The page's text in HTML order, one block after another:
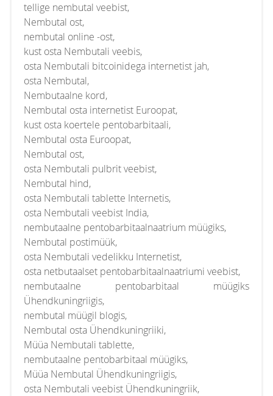
tellige nembutal veebist,
Nembutal ost,
nembutal online -ost,
kust osta Nembutali veebis,
osta Nembutali bitcoinidega internetist jah,
osta Nembutal,
Nembutaalne kord,
Nembutal osta internetist Euroopat,
kust osta koertele pentobarbitaali,
Nembutal osta Euroopat,
Nembutal ost,
osta Nembutali pulbrit veebist,
Nembutal hind,
osta Nembutali tablette Internetis,
osta Nembutali veebist India,
nembutaalne pentobarbitaalnaatrium müügiks,
Nembutal postimüük,
osta Nembutali vedelikku Internetist,
osta netbutaalset pentobarbitaalnaatriumi veebist,
nembutaalne pentobarbitaal müügiks
Ühendkuningriigis,
nembutal müügil blogis,
Nembutal osta Ühendkuningriiki,
Müüa Nembutali tablette,
nembutaalne pentobarbitaal müügiks,
Müüa Nembutal Ühendkuningriigis,
osta Nembutali veebist Ühendkuningriik,